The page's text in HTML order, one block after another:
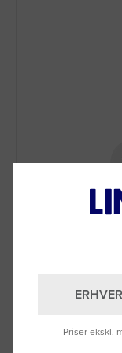
Du
Priser ekskl.